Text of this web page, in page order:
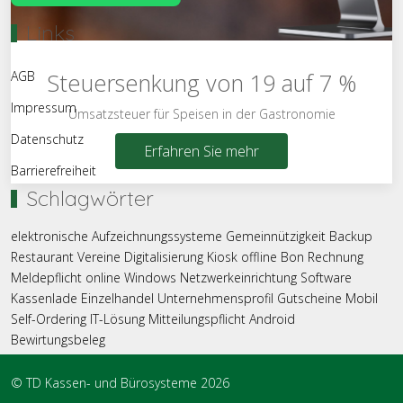
Steuersenkung von 19 auf 7 %
Umsatzsteuer für Speisen in der Gastronomie
Erfahren Sie mehr
Links
AGB
Impressum
Datenschutz
Barrierefreiheit
Schlagwörter
elektronische Aufzeichnungssysteme Gemeinnützigkeit Backup
Restaurant Vereine Digitalisierung Kiosk offline Bon Rechnung
Meldepflicht online Windows Netzwerkeinrichtung Software
Kassenlade Einzelhandel Unternehmensprofil Gutscheine Mobil
Self-Ordering IT-Lösung Mitteilungspflicht Android
Bewirtungsbeleg
© TD Kassen- und Bürosysteme 2026